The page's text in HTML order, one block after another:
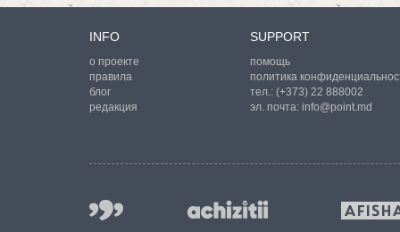
INFO
о проекте
правила
блог
редакция
SUPPORT
помощь
политика
тел.: (+373) 22 888002
эл. почта: info@point.md